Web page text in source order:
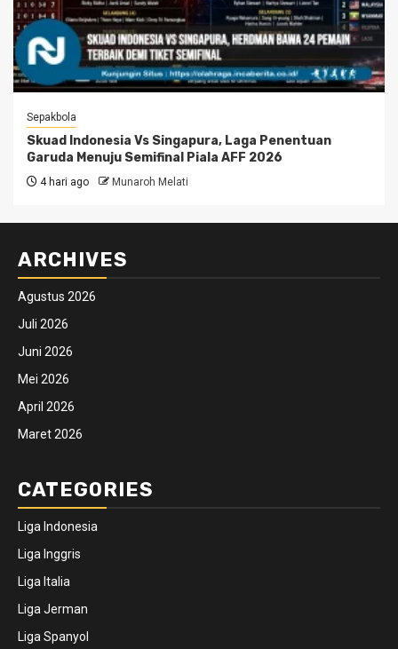
Sepakbola
Skuad Indonesia Vs Singapura, Laga Penentuan
Garuda Menuju Semifinal Piala AFF 2026
4 hari ago Munaroh Melati
ARCHIVES
Agustus 2026
Juli 2026
Juni 2026
Mei 2026
April 2026
Maret 2026
CATEGORIES
Liga Indonesia
Liga Inggris
Liga Italia
Liga Jerman
Liga Spanyol